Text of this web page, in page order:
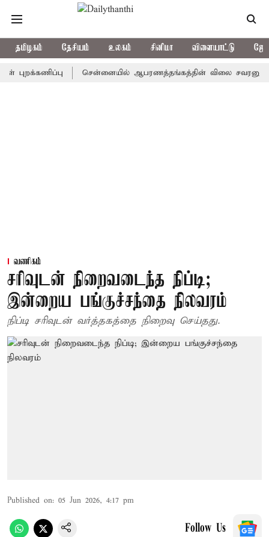
தமிழகம் தேசியம் உலகம் சினிமா விளையாட்டு
சென்னையில் ஆபரணத்தங்கத்தின் விலை சவரனுக்கு ரூ.520
வணிகம்
சரிவுடன் நிறைவடைந்த நிப்டி;
இன்றைய பங்குச்சந்தை நிலவரம்
நிப்டி சரிவுடன் வர்த்தகத்தை நிறைவு செய்தது.
Published on: 05 Jun 2026, 4:17 pm
Follow Us